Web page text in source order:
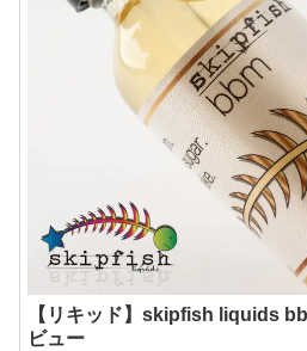
【リキッド】skipfish liquids
ビュー